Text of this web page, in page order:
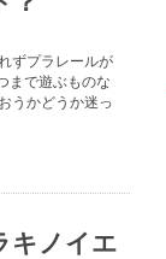
ずプラレールが
まで遊ぶものな
うかどうか迷っ
キノイエ